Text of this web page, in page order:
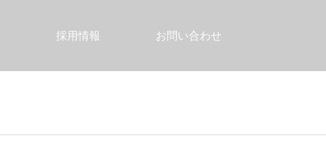
採用情報 お問い合わせ